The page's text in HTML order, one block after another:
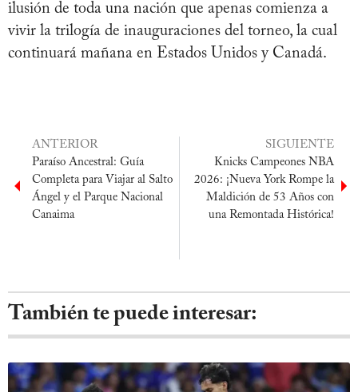
ilusión de toda una nación que apenas comienza a
vivir la trilogía de inauguraciones del torneo, la cual
continuará mañana en Estados Unidos y Canadá.
ANTERIOR
Paraíso Ancestral: Guía
Completa para Viajar al Salto
Ángel y el Parque Nacional
Canaima
SIGUIENTE
Knicks Campeones NBA
2026: ¡Nueva York Rompe la
Maldición de 53 Años con
una Remontada Histórica!
También te puede interesar: